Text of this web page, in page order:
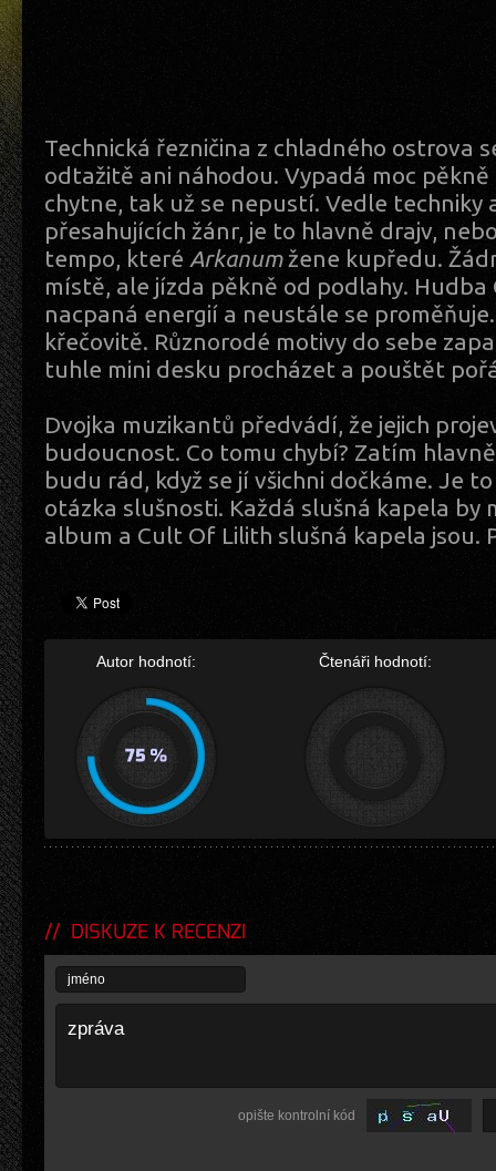
Technická řezničina z chladného ostrova
odtažitě ani náhodou. Vypadá moc pěkně
chytne, tak už se nepustí. Vedle techniky
přesahujících žánr, je to hlavně drajv,
tempo, které Arkanumžene kupředu.
místě, ale jízda pěkně od podlahy. Hudba
nacpaná energií a neustále se
křečovitě. Různorodé motivy do sebe
tuhle mini desku procházet a pouštět
Dvojka muzikantů předvádí, že jejich
budoucnost. Co tomu chybí? Zatím
budu rád, když se jí všichni dočkáme. Je
otázka slušnosti. Každá slušná kapela
album a Cult Of Lilith slušná kapela jsou.
Autor hodnotí: Čtenáři hodnotí:
DISKUZE K RECENZI
opište kontrolní kód